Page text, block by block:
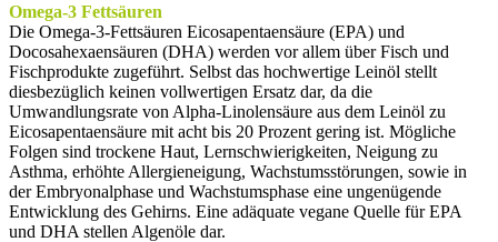
Omega-3 Fettsäuren
Die Omega-3-Fettsäuren Eicosapentaensäure (EPA) und
Docosahexaensäuren (DHA) werden vor allem über Fisch und
Fischprodukte zugeführt. Selbst das hochwertige Leinöl stellt
diesbezüglich keinen vollwertigen Ersatz dar, da die
Umwandlungsrate von Alpha-Linolensäure aus dem Leinöl zu
Eicosapentaensäure mit acht bis 20 Prozent gering ist. Mögliche
Folgen sind trockene Haut, Lernschwierigkeiten, Neigung zu
Asthma, erhöhte Allergieneigung, Wachstumsstörungen, sowie in
der Embryonalphase und Wachstumsphase eine ungenügende
Entwicklung des Gehirns. Eine adäquate vegane Quelle für EPA
und DHA stellen Algenöle dar.